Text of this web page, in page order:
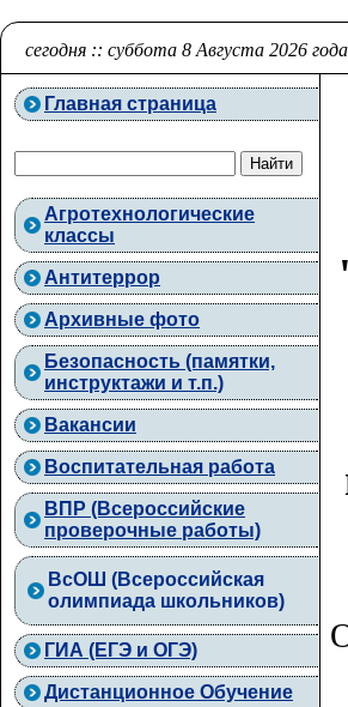
сегодня :: суббота 8 Августа 2026 года
Главная страница
Агротехнологические
классы
Антитеррор
Архивные фото
Безопасность (памятки,
инструктажи и т.п.)
Вакансии
Воспитательная работа
ВПР (Всероссийские
проверочные работы)
ВcОШ (Всероссийская
олимпиада школьников)
ГИА (ЕГЭ и ОГЭ)
Дистанционное Обучение